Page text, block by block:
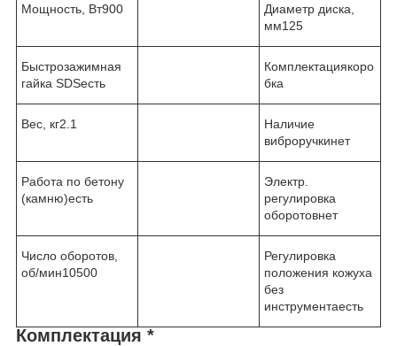
Мощность, Вт900
Диаметр диска,
мм125
Быстрозажимная
гайка SDSесть
Комплектациякоро
бка
Вес, кг2.1
Наличие
виброручкинет
Работа по бетону
(камню)есть
Электр.
регулировка
оборотовнет
Число оборотов,
об/мин10500
Регулировка
положения кожуха
без
инструментаесть
Комплектация *